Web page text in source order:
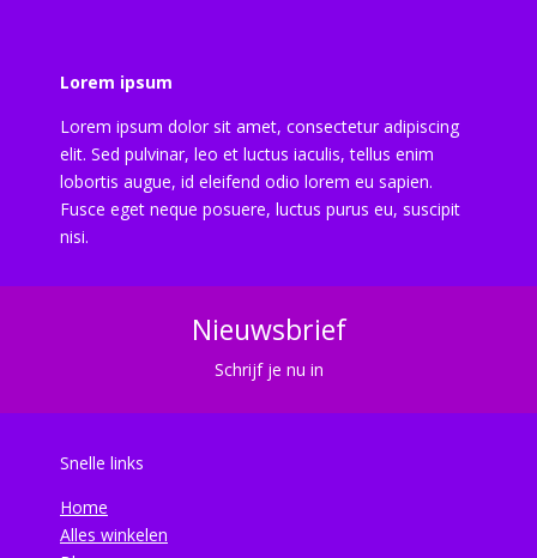
Lorem ipsum
Lorem ipsum dolor sit amet, consectetur adipiscing
elit. Sed pulvinar, leo et luctus iaculis, tellus enim
lobortis augue, id eleifend odio lorem eu sapien.
Fusce eget neque posuere, luctus purus eu, suscipit
nisi.
Nieuwsbrief
Schrijf je nu in
Snelle links
Home
Alles winkelen